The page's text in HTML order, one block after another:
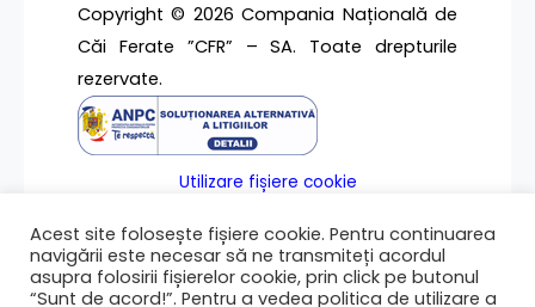
Copyright © 2026 Compania Națională de
Căi Ferate ”CFR” – SA. Toate drepturile
rezervate.
Utilizare fișiere cookie
Contact
Acest site folosește fișiere cookie. Pentru continuarea
navigării este necesar să ne transmiteți acordul
asupra folosirii fișierelor cookie, prin click pe butonul
“Sunt de acord!”. Pentru a vedea politica de utilizare a